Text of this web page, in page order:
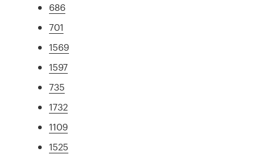
686
701
1569
1597
735
1732
1109
1525